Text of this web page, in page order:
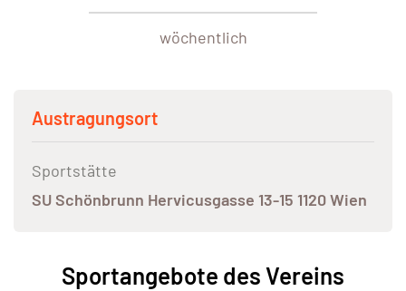
wöchentlich
Austragungsort
Sportstätte
SU Schönbrunn Hervicusgasse 13-15 1120 Wien
Sportangebote des Vereins